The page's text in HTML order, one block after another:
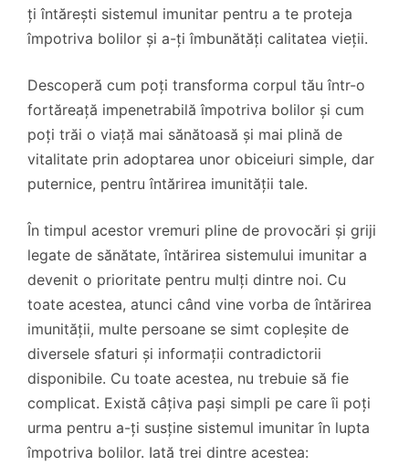
ți întărești sistemul imunitar pentru a te proteja
împotriva bolilor și a-ți îmbunătăți calitatea vieții.
Descoperă cum poți transforma corpul tău într-o
fortăreață impenetrabilă împotriva bolilor și cum
poți trăi o viață mai sănătoasă și mai plină de
vitalitate prin adoptarea unor obiceiuri simple, dar
puternice, pentru întărirea imunității tale.
În timpul acestor vremuri pline de provocări și griji
legate de sănătate, întărirea sistemului imunitar a
devenit o prioritate pentru mulți dintre noi. Cu
toate acestea, atunci când vine vorba de întărirea
imunității, multe persoane se simt copleșite de
diversele sfaturi și informații contradictorii
disponibile. Cu toate acestea, nu trebuie să fie
complicat. Există câțiva pași simpli pe care îi poți
urma pentru a-ți susține sistemul imunitar în lupta
împotriva bolilor. Iată trei dintre acestea: